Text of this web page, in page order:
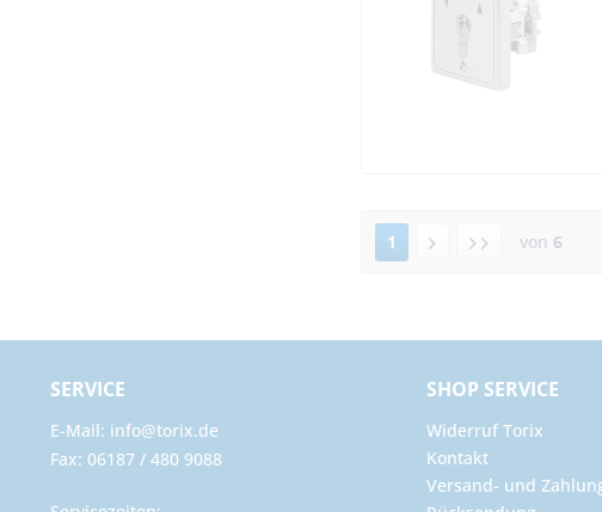
1 von 6
SERVICE
E-Mail: info@torix.de
Fax: 06187 / 480 9088
SHOP SERVICE
Widerruf Torix
Kontakt
Versand- und